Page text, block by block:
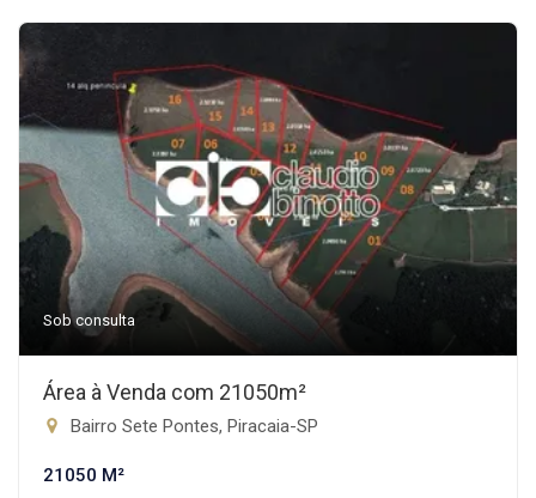
Sob consulta
Área à Venda com 21050m²
Bairro Sete Pontes, Piracaia-SP
21050 M²